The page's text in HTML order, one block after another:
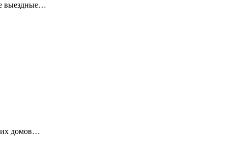
выездные…
домов…